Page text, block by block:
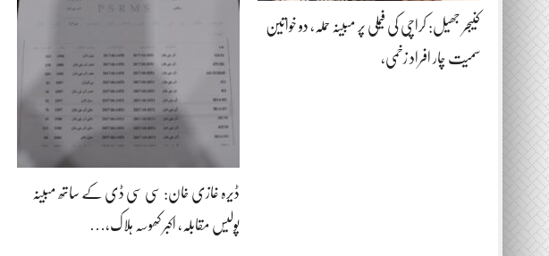
کنیجر جھیل: کراچی کی فیملی پر مبینہ حملہ، دو خواتین
سمیت چار افراد زخمی،
ڈیرہ غازی خان: سی سی ڈی کے ساتھ مبینہ
پولیس مقابلہ، اکبر کھوسہ ہلاک،…